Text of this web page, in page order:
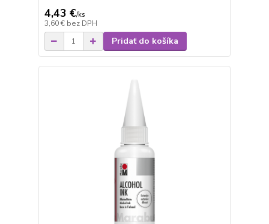
4,43 €/ks
3,60 € bez DPH
Pridať do košíka